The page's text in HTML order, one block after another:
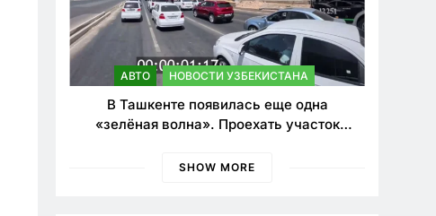
АВТО НОВОСТИ УЗБЕКИСТАНА
В Ташкенте появилась еще одна
«зелёная волна». Проехать участок
SHOW MORE